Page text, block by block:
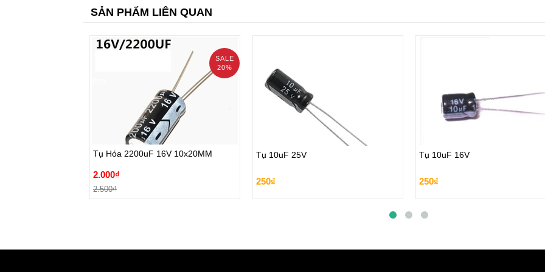
SẢN PHẨM LIÊN QUAN
SALE
20%
Tụ Hóa 2200uF 16V 10x20MM
2.000₫
2.500₫
Tụ Hóa 2200uF 16V 10x20MM
2.500₫
Tụ 10uF 25V
250₫
250₫
Tụ 10uF 16V
250₫
250₫